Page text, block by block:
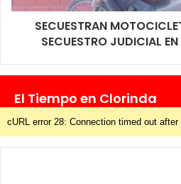
SECUESTRAN
SECUESTRO JUDICIAL
El Tiempo en Clorinda
cURL error 28: Connection timed out